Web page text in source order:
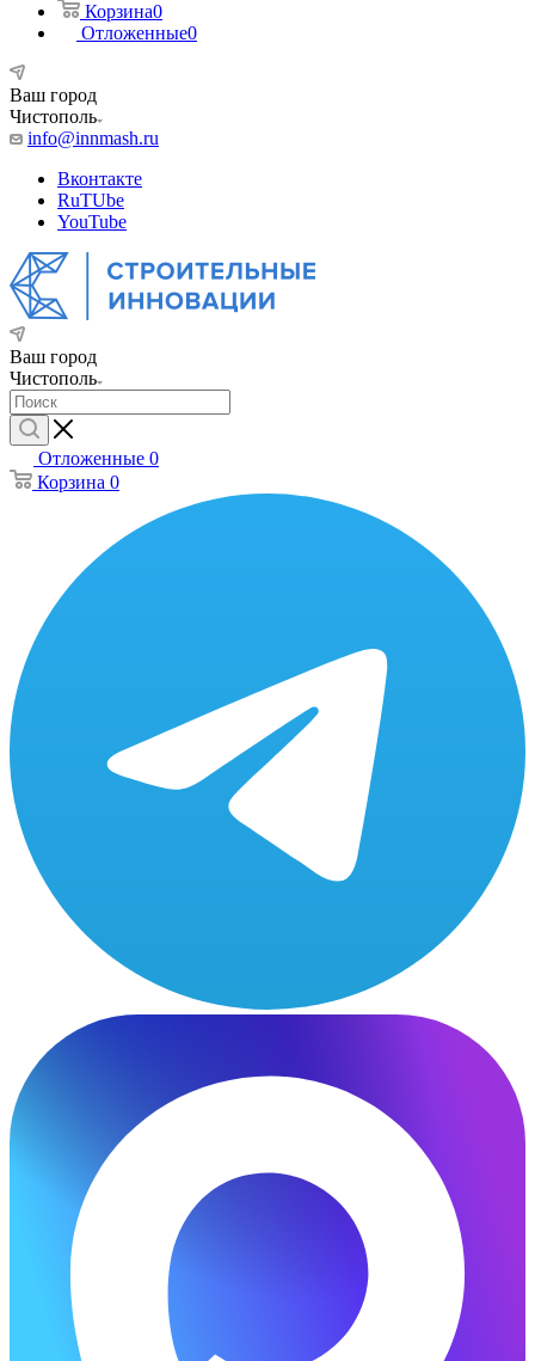
Корзина0
Отложенные0
Ваш город
Чистополь
info@innmash.ru
Вконтакте
RuTUbe
YouTube
Ваш город
Чистополь
Отложенные 0
Корзина 0